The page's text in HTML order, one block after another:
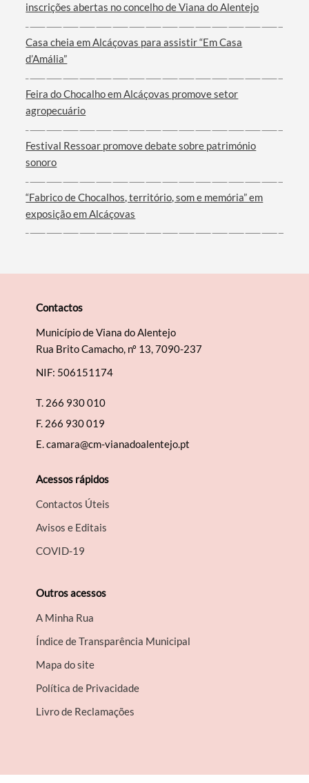
inscrições abertas no concelho de Viana do Alentejo
Casa cheia em Alcáçovas para assistir “Em Casa
d’Amália”
Feira do Chocalho em Alcáçovas promove setor
agropecuário
Festival Ressoar promove debate sobre património
sonoro
“Fabrico de Chocalhos, território, som e memória” em
exposição em Alcáçovas
Contactos
Município de Viana do Alentejo
Rua Brito Camacho, nº 13, 7090-237
NIF: 506151174
T. 266 930 010
F. 266 930 019
E.camara@cm-vianadoalentejo.pt
Acessos rápidos
Contactos Úteis
Avisos e Editais
COVID-19
Outros acessos
A Minha Rua
Índice de Transparência Municipal
Mapa do site
Política de Privacidade
Livro de Reclamações